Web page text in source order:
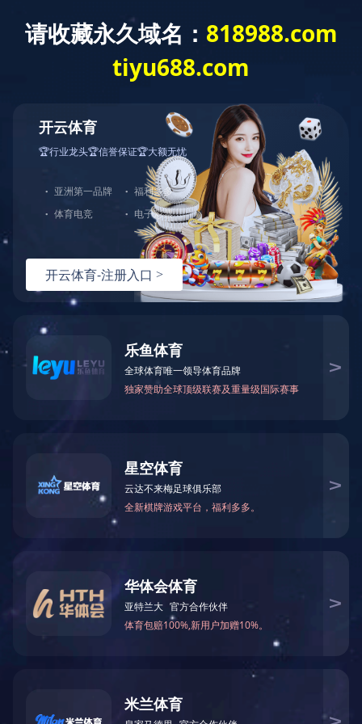
招投标公告
工程结算审核定案表
2026-04-27
1437
信息来源： 歙县国有资产运营有限公司
返回列表
瀹潭村城乡一体化供水工程（土建工程）成交结果公告